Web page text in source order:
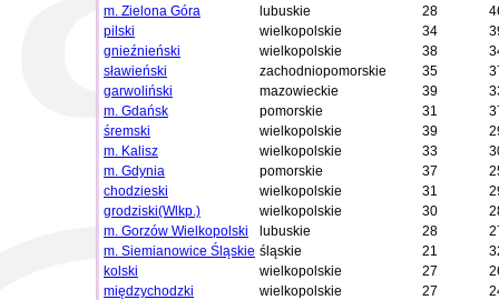
m. Zielona Góra
lubuskie 28
pilski
wielkopolskie 34
gnieźnieński
wielkopolskie 38
sławieński
zachodniopomorskie 35
garwoliński
mazowieckie 39
m. Gdańsk
pomorskie 31
śremski
wielkopolskie 39
m. Kalisz
wielkopolskie 33
m. Gdynia
pomorskie 37
chodzieski
wielkopolskie 31
grodziski(Wlkp.)
wielkopolskie 30
m. Gorzów Wielkopolski
lubuskie 28
m. Siemianowice Śląskie śląskie 21
kolski
wielkopolskie 27
międzychodzki
wielkopolskie 27